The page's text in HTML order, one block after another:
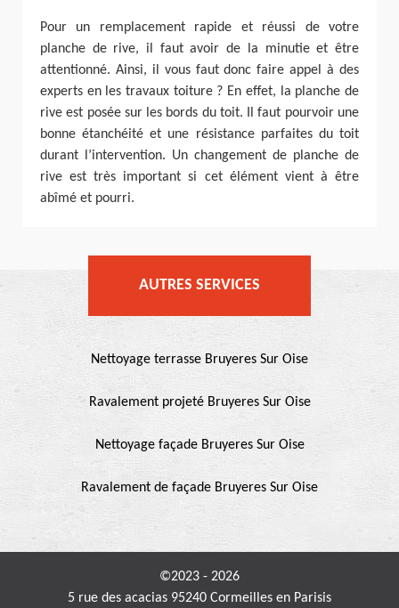
Pour un remplacement rapide et réussi de votre
planche de rive, il faut avoir de la minutie et être
attentionné. Ainsi, il vous faut donc faire appel à des
experts en les travaux toiture ? En effet, la planche de
rive est posée sur les bords du toit. Il faut pourvoir une
bonne étanchéité et une résistance parfaites du toit
durant l’intervention. Un changement de planche de
rive est très important si cet élément vient à être
abîmé et pourri.
AUTRES SERVICES
Nettoyage terrasse Bruyeres Sur Oise
Ravalement projeté Bruyeres Sur Oise
Nettoyage façade Bruyeres Sur Oise
Ravalement de façade Bruyeres Sur Oise
©2023 - 2026
5 rue des acacias 95240 Cormeilles en Parisis